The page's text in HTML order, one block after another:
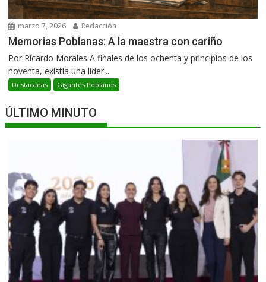
marzo 7, 2026 Redacción
Memorias Poblanas: A la maestra con cariño
Por Ricardo Morales A finales de los ochenta y principios de los
noventa, existía una líder...
Destacadas Gigantes Poblanos
ÚLTIMO MINUTO